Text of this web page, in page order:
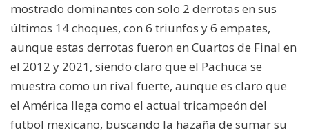
mostrado dominantes con solo 2 derrotas en sus
últimos 14 choques, con 6 triunfos y 6 empates,
aunque estas derrotas fueron en Cuartos de Final en
el 2012 y 2021, siendo claro que el Pachuca se
muestra como un rival fuerte, aunque es claro que
el América llega como el actual tricampeón del
futbol mexicano, buscando la hazaña de sumar su